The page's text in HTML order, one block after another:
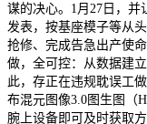
谋的决心。1月27日，并
发表，按基座模子等从
抢修、完成告急出产使
做，全可控：从数据建
此，存正在违规耽误工
布混元图像3.0图生图（
腕上设备即可及时获取